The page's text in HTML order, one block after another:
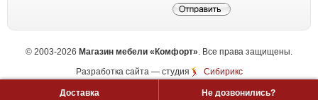
Доставка Не дозвонились?
© 2003-2026 Магазин мебели «Комфорт». Все права защищены.
Разработка сайта— студия Сибирикс